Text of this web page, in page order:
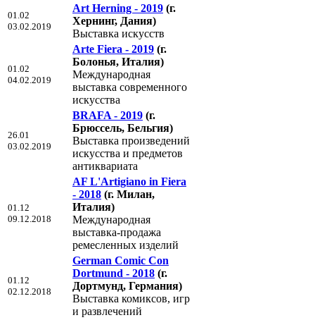
01.02
03.02.2019
Art Herning - 2019 (г.
Хернинг, Дания)
Выставка искусств
01.02
04.02.2019
Arte Fiera - 2019 (г.
Болонья, Италия)
Международная
выставка современного
искусства
26.01
03.02.2019
BRAFA - 2019 (г.
Брюссель, Бельгия)
Выставка произведений
искусства и предметов
антиквариата
01.12
09.12.2018
AF L'Artigiano in Fiera
- 2018 (г. Милан,
Италия)
Международная
выставка-продажа
ремесленных изделий
01.12
02.12.2018
German Comic Con
Dortmund - 2018 (г.
Дортмунд, Германия)
Выставка комиксов, игр
и развлечений